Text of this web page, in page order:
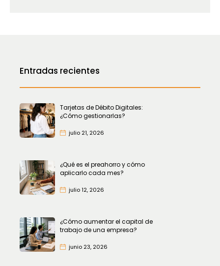
Entradas recientes
Tarjetas de Débito Digitales:
¿Cómo gestionarlas?
julio 21, 2026
¿Qué es el preahorro y cómo
aplicarlo cada mes?
julio 12, 2026
¿Cómo aumentar el capital de
trabajo de una empresa?
junio 23, 2026